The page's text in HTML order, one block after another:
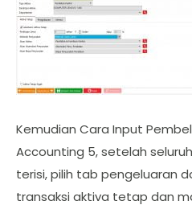
Kemudian Cara Input
Accounting 5, setelah
terisi, pilih tab pengeluaran
transaksi aktiva tetap dan